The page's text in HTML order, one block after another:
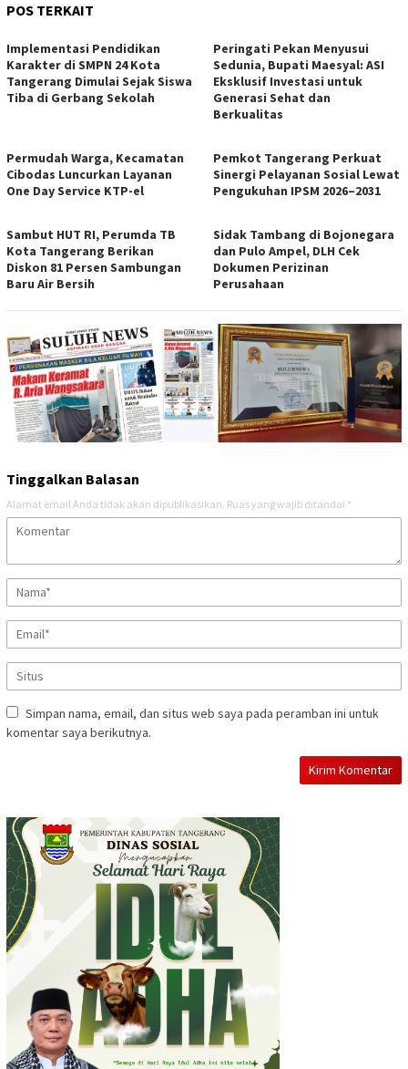
POS TERKAIT
Implementasi Pendidikan
Karakter di SMPN 24 Kota
Tangerang Dimulai Sejak Siswa
Tiba di Gerbang Sekolah
Peringati Pekan Menyusui
Sedunia, Bupati Maesyal: ASI
Eksklusif Investasi untuk
Generasi Sehat dan
Berkualitas
Permudah Warga, Kecamatan
Cibodas Luncurkan Layanan
One Day Service KTP-el
Pemkot Tangerang Perkuat
Sinergi Pelayanan Sosial Lewat
Pengukuhan IPSM 2026–2031
Sambut HUT RI, Perumda TB
Kota Tangerang Berikan
Diskon 81 Persen Sambungan
Baru Air Bersih
Sidak Tambang di Bojonegara
dan Pulo Ampel, DLH Cek
Dokumen Perizinan
Perusahaan
Tinggalkan Balasan
Alamat email Anda tidak akan dipublikasikan. Ruas yang wajib ditandai *
Simpan nama, email, dan situs web saya pada peramban ini untuk
komentar saya berikutnya.